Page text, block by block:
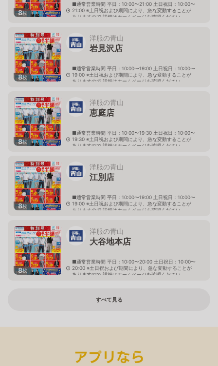
8枚
■通常営業時間 平日：10:00〜21:00 土日祝日：10:00〜
21:00 ※土日祝および期間により、急な変動することが
ありますので 詳細はホームページを確認ください
8枚
洋服の青山
岩見沢店
■通常営業時間 平日：10:00〜19:00 土日祝日：10:00〜
19:00 ※土日祝および期間により、急な変動することが
ありますので 詳細はホームページを確認ください
8枚
洋服の青山
恵庭店
■通常営業時間 平日：10:00〜19:30 土日祝日：10:00〜
19:30 ※土日祝および期間により、急な変動することが
ありますので 詳細はホームページを確認ください
8枚
洋服の青山
江別店
■通常営業時間 平日：10:00〜19:00 土日祝日：10:00〜
19:00 ※土日祝および期間により、急な変動することが
ありますので 詳細はホームページを確認ください
8枚
洋服の青山
大谷地本店
■通常営業時間 平日：10:00〜20:00 土日祝日：10:00〜
20:00 ※土日祝および期間により、急な変動することが
ありますので 詳細はホームページを確認ください
すべて見る